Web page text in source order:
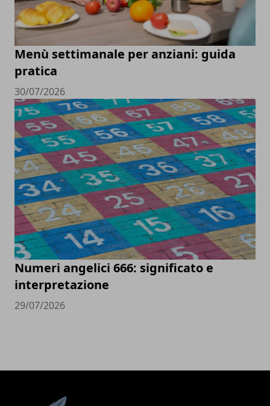
Menù settimanale per anziani: guida
pratica
30/07/2026
Numeri angelici 666: significato e
interpretazione
29/07/2026